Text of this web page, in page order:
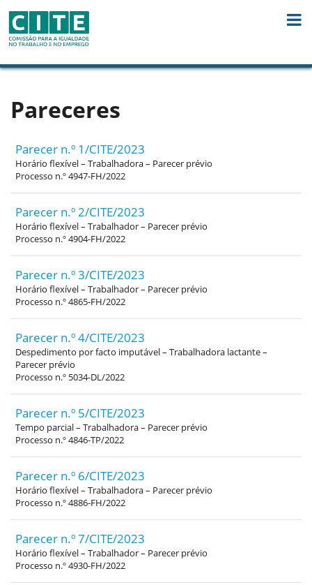
Pareceres
Parecer n.º 1/CITE/2023
Horário flexível – Trabalhadora – Parecer prévio
Processo n.º 4947-FH/2022
Parecer n.º 2/CITE/2023
Horário flexível – Trabalhador – Parecer prévio
Processo n.º 4904-FH/2022
Parecer n.º 3/CITE/2023
Horário flexível – Trabalhador – Parecer prévio
Processo n.º 4865-FH/2022
Parecer n.º 4/CITE/2023
Despedimento por facto imputável – Trabalhadora lactante –
Parecer prévio
Processo n.º 5034-DL/2022
Parecer n.º 5/CITE/2023
Tempo parcial – Trabalhadora – Parecer prévio
Processo n.º 4846-TP/2022
Parecer n.º 6/CITE/2023
Horário flexível – Trabalhadora – Parecer prévio
Processo n.º 4886-FH/2022
Parecer n.º 7/CITE/2023
Horário flexível – Trabalhador – Parecer prévio
Processo n.º 4930-FH/2022